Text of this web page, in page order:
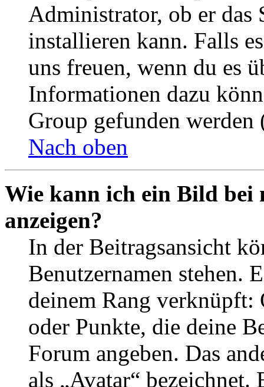
Administrator, ob er das
installieren kann. Falls
uns freuen, wenn du es
Informationen dazu
Group gefunden
Nach oben
Wie kann ich ein Bild bei
anzeigen?
In der Beitragsansicht
Benutzernamen stehen.
deinem Rang verknüpft:
oder Punkte, die deine
Forum angeben. Das
als „Avatar“